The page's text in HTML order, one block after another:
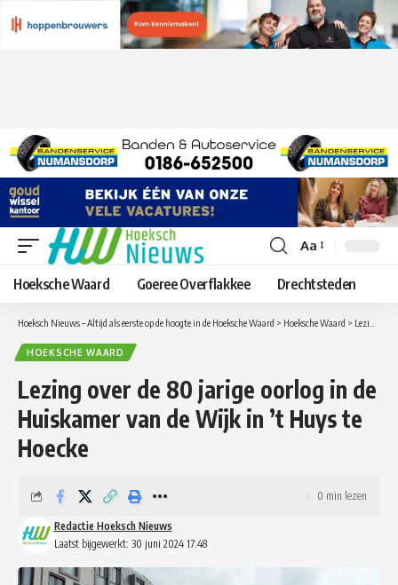
Lettergrootte
aanpassen
Aa
Hoeksche Waard Goeree Overflakkee Drechtsteden
Hoeksch Nieuws – Altijd als eerste op de hoogte in de Hoeksche Waard > Hoeksche Waard > Lezing over de 80 jarige oorlog in de Huiskamer van de Wijk in ’t Huys te Hoecke
HOEKSCHE WAARD
Lezing over de 80 jarige oorlog in de
Huiskamer van de Wijk in ’t Huys te
Hoecke
Laatst bijgewerkt: 30 juni 2024 17:48
Redactie Hoeksch Nieuws
0 min lezen